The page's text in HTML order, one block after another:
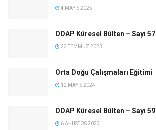
4 MAYIS 2025
ODAP Küresel Bülten – Sayı 57
23 TEMMUZ 2023
Orta Doğu Çalışmaları Eğitimi
12 MAYIS 2024
ODAP Küresel Bülten – Sayı 59
6 AĞUSTOS 2023